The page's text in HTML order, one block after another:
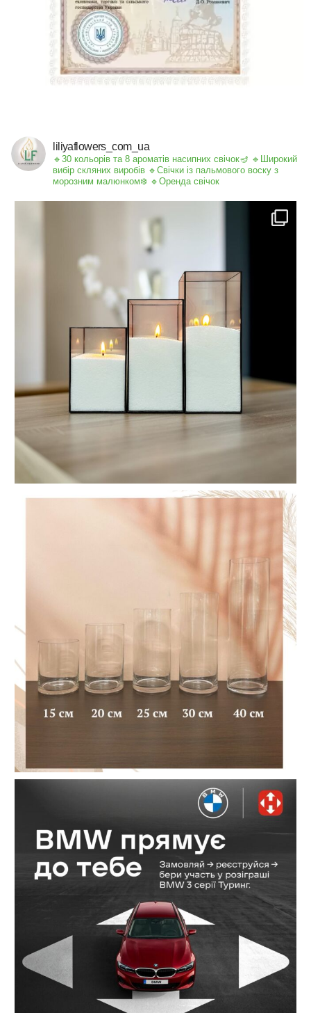
liliyaflowers_com_ua
🔹30 кольорів та 8 ароматів насипних свічок🪔 🔹Широкий
вибір скляних виробів 🔹Свічки із пальмового воску з
морозним малюнком❄️ 🔹Оренда свічок